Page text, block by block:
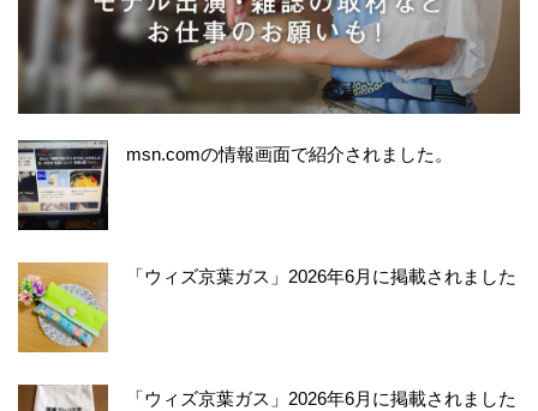
msn.comの情報画面で紹介されました。
「ウィズ京葉ガス」2026年6月に掲載されました
「ウィズ京葉ガス」2026年6月に掲載されました